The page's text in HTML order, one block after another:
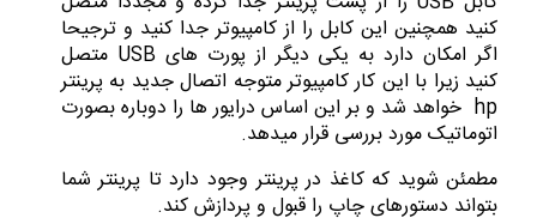
کنید همچنین این کابل را از کامپیوتر جدا کنید و ترجیحا
اگر امکان دارد به یکی دیگر از پورت های USB متصل
کنید زیرا با این کار کامپیوتر متوجه اتصال جدید به پرینتر
hp خواهد شد و بر این اساس درایور ها را دوباره بصورت
اتوماتیک مورد بررسی قرار میدهد.
مطمئن شوید که کاغذ در پرینتر وجود دارد تا پرینتر شما
بتواند دستورهای چاپ را قبول و پردازش کند.